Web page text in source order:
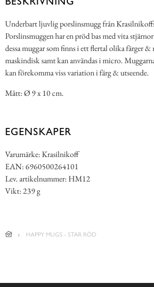
Underbart ljuvlig porslinsmugg från
Porslinsmuggen har en pröd bas med vita
dessa muggar som finns i ett flertal olika färger
maskindisk samt kan användas i micro.
kan förekomma viss variation i färg & utseende.
Mått: Ø 9 x 10 cm.
EGENSKAPER
Varumärke: Krasilnikoff
EAN: 6960500264101
Lev. artikelnummer: HM12
Vikt: 239 g
HAPPY MUGS - STAR RÖD